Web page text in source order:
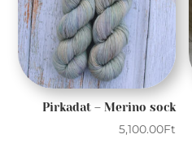
Pirkadat – Merino sock
5,100.00Ft